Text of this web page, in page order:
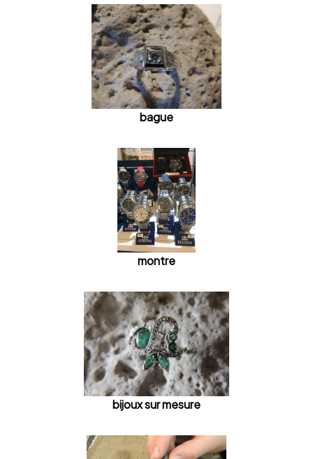
bague
montre
bijoux sur mesure